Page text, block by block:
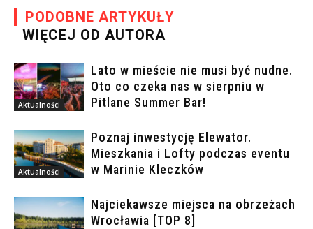
PODOBNE ARTYKUŁY
WIĘCEJ OD AUTORA
Aktualności
Lato w mieście nie musi być nudne.
Oto co czeka nas w sierpniu w
Pitlane Summer Bar!
Aktualności
Poznaj inwestycję Elewator.
Mieszkania i Lofty podczas eventu
w Marinie Kleczków
Najciekawsze miejsca na obrzeżach
Wrocławia [TOP 8]